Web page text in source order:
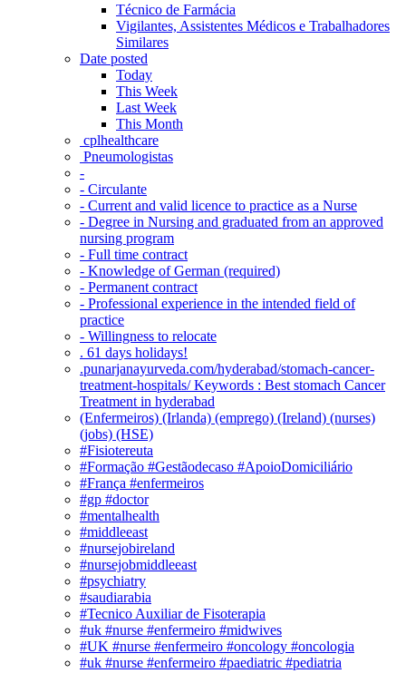
Técnico de Farmácia
Vigilantes, Assistentes Médicos e Trabalhadores
Similares
Date posted
Today
This Week
Last Week
This Month
‎ cplhealthcare‬
Pneumologistas
-
- Circulante
- Current and valid licence to practice as a Nurse
- Degree in Nursing and graduated from an approved
nursing program
- Full time contract
- Knowledge of German (required)
- Permanent contract
- Professional experience in the intended field of
practice
- Willingness to relocate
. 61 days holidays!
.punarjanayurveda.com/hyderabad/stomach-cancer-
treatment-hospitals/ Keywords : Best stomach Cancer
Treatment in hyderabad
(Enfermeiros) (Irlanda) (emprego) (Ireland) (nurses)
(jobs) (HSE)
#Fisiotereuta
#Formação #Gestãodecaso #ApoioDomiciliário
#França #enfermeiros
#gp #doctor
#mentalhealth
#middleeast
#nursejobireland
#nursejobmiddleeast
#psychiatry
#saudiarabia
#Tecnico Auxiliar de Fisoterapia
#uk #nurse #enfermeiro #midwives
#UK #nurse #enfermeiro #oncology #oncologia
#uk #nurse #enfermeiro #paediatric #pediatria